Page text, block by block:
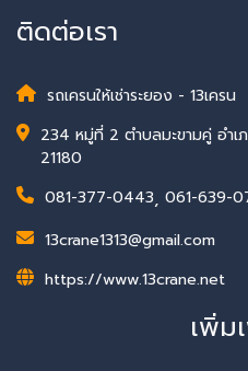
ติดต่อเรา
รถเครนให้เช่าระยอง - 13เครน
234 หมู่ที่ 2 ตำบลมะขามคู่ อำ
21180
081-377-0443, 061-639-
13crane1313@gmail.com
https://www.13crane.net
เพิ่ม